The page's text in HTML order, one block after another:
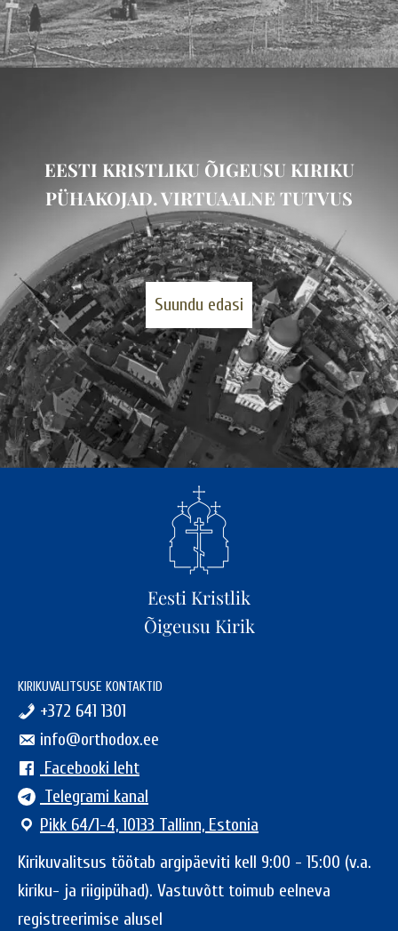
EESTI KRISTLIKU ÕIGEUSU KIRIKU
PÜHAKOJAD. VIRTUAALNE TUTVUS
Suundu edasi
Eesti Kristlik
Õigeusu Kirik
KIRIKUVALITSUSE KONTAKTID
+372 641 1301
info@orthodox.ee
Facebooki leht
Telegrami kanal
Pikk 64/1-4, 10133 Tallinn, Estonia
Kirikuvalitsus töötab argipäeviti kell 9:00 - 15:00 (v.a.
kiriku- ja riigipühad). Vastuvõtt toimub eelneva
registreerimise alusel